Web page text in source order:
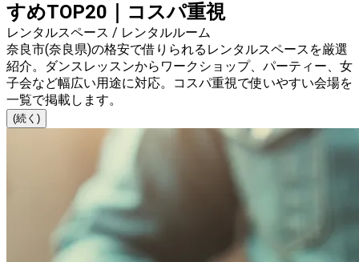
すめTOP20｜コスパ重視
レンタルスペース / レンタルルーム
奈良市(奈良県)の格安で借りられるレンタルスペースを厳選
紹介。ダンスレッスンからワークショップ、パーティー、女
子会など幅広い用途に対応。コスパ重視で使いやすい会場を
一覧で掲載します。
(続く)